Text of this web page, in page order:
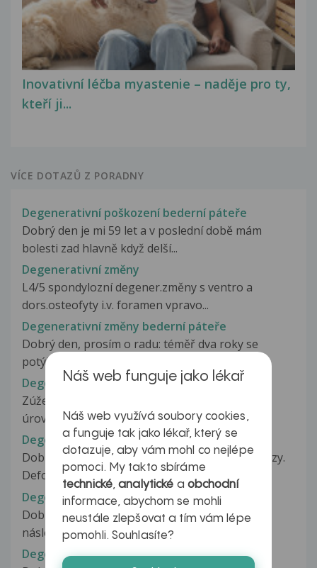
Inovativní léčba myastenie – naděje pro ty,
kteří ji...
VÍCE DOTAZŮ Z PORADNY
Degenerativní poškození bederní páteře
Dobrý den je mi 59 let a v poslední době mám
bolesti zad hlavně když delší...
Degenerativní změny
L4/5 spondylozní degener.změny s ventro a
dors.osteofyty i.v. foramen vpravo...
Degenerativní změny bederní páteře
Dobrý den, prosím o radu: téměř dva roky se
potýkám s bolestmi zad v oblasti...
Degenerativní změny bederní páteře
Zúžení L úseku páteřního kanálu a foramin v
úrovni medlodorzálně se vyklenujících...
Degenerativní změny C páteře
Dobrý den, RTG C páteře. Oploštění krční lordózy.
Deformace obratlových těl...
Degenerativní změny krční páteře
Dobrý den, bylo mi diagnostikováno na MR
následující: Krční páteř napřímena,...
Degenerativní změny krční páteře
Náš web funguje jako lékař
Náš web využívá soubory cookies,
a funguje tak jako lékař, který se
dotazuje, aby vám mohl co nejlépe
pomoci. My takto sbíráme
technické,analytické a obchodní
informace, abychom se mohli
neustále zlepšovat a tím vám lépe
pomohli. Souhlasíte?